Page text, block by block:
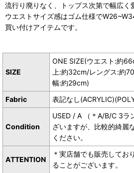
流行り廃りなく、トップス次第で幅広く
ウエストサイズ感はゴム仕様で
買い付けアイテムです。
SIZE
ONE SIZE(ウエスト:約
上:約32cm/レングス:約
幅:約29cm)
Fabric
表記なし
Condition
USED / A （＊A/B/C 3ラ
ざいますが、比較的綺麗
ください。
ATTENTION
＊実店舗でも販売してお
ることがございます。